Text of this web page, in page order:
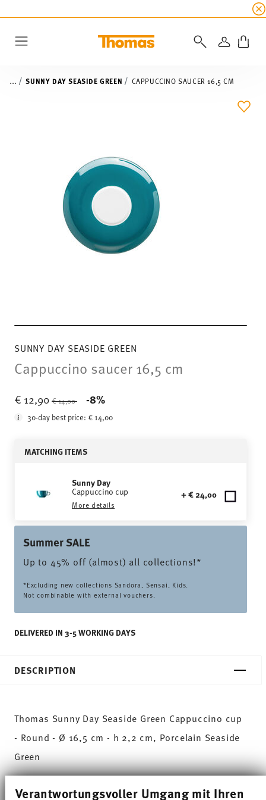
Verantwortungsvoller Umgang mit Ihren
☀️ Up to 45% discount on all
LOGIN
... SUNNY DAY SEASIDE GREEN CAPPUCCINO SAUCER 16,5 CM
SUNNY DAY SEASIDE GREEN
Cappuccino saucer 16,5 cm
€ 12,90 Price reduced from
€ 14,00 -8%
30-day best price:€ 14,00
MATCHING ITEMS
Sunny Day
Cappuccino cup
More details
+ € 24,00
Summer SALE
Up to 45% off (almost) all collections!*
*Excluding new collections Sandora, Sensai, Kids.
Not combinable with external vouchers.
DELIVERED IN 3-5 WORKING DAYS
ADD
DESCRIPTION
Thomas Sunny Day Seaside Green Cappuccino cup
- Round - Ø 16,5 cm - h 2,2 cm, Porcelain Seaside
Green